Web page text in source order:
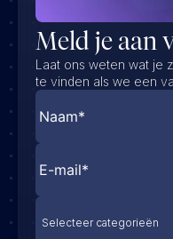
Meld je aan
Laat ons weten wat je
te vinden als we een
Selecteer categorieën